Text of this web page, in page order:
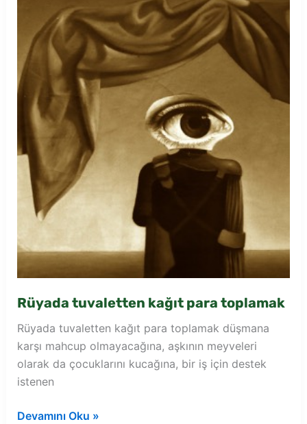
Rüyada tuvaletten kağıt para toplamak
Rüyada tuvaletten kağıt para toplamak düşmana
karşı mahcup olmayacağına, aşkının meyveleri
olarak da çocuklarını kucağına, bir iş için destek
istenen
Rüyada
Devamını Oku »